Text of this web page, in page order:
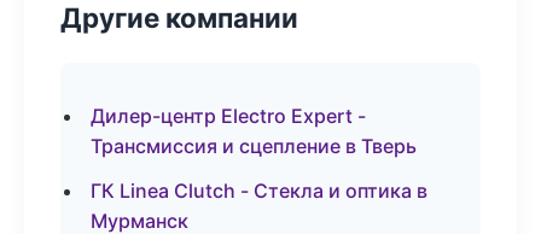
Другие компании
Дилер-центр Electro Expert -
Трансмиссия и сцепление в Тверь
ГК Linea Clutch - Стекла и оптика в
Мурманск